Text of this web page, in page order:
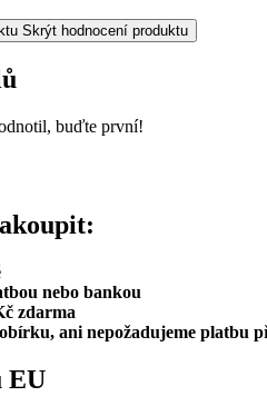
Skrýt hodnocení produktu
buďte první!
nebo bankou
zdarma
ani nepožadujeme platbu
EU